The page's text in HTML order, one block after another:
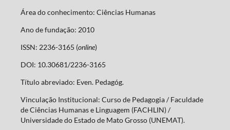
Área do conhecimento: Ciências Humanas
Ano de fundação: 2010
ISSN: 2236-3165 (online)
DOI: 10.30681/2236-3165
Título abreviado: Even. Pedagóg.
Vinculação Institucional: Curso de Pedagogia / Faculdade
de Ciências Humanas e Linguagem (FACHLIN) /
Universidade do Estado de Mato Grosso (UNEMAT).